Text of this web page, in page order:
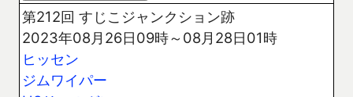
第212回 すじこジャンクション跡
2023年08月26日09時～08月28日01時
ヒッセン
ジムワイパー